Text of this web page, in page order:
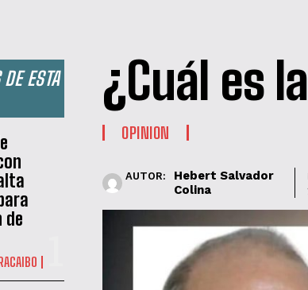
ESTA
de
¿Cuál es
OPINION
AUTOR:
Hebert Salvador
Colina